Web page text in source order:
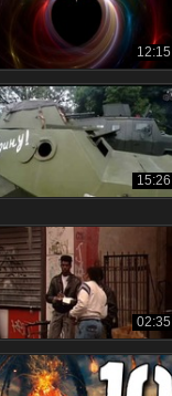
12:15
15:26
02:35